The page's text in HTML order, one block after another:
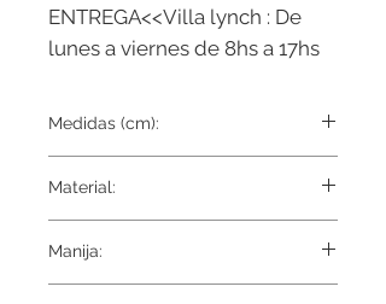
ENTREGA<<Villa lynch : De
lunes a viernes de 8hs a 17hs
Medidas (cm):
Material:
Tela interna Gamuza
Manija: